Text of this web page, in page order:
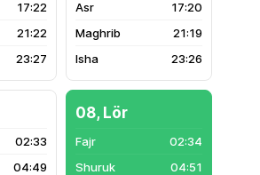
17:22
21:22
23:27
17:20
21:19
23:26
02:33
04:49
08, Lör
02:34
04:51